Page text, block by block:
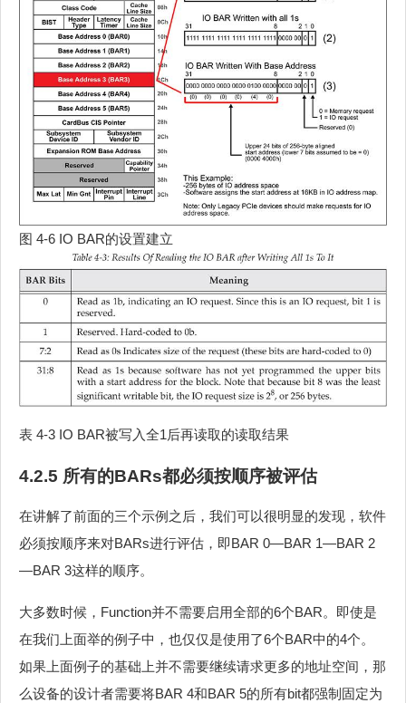
图 4‑6 IO BAR的设置建立
表 4‑3 IO BAR被写入全1后再读取的读取结果
4.2.5 所有的BARs都必须按顺序被评估
在讲解了前面的三个示例之后，我们可以很明显的发现，软件
必须按顺序来对BARs进行评估，即BAR 0—BAR 1—BAR 2
—BAR 3这样的顺序。
大多数时候，Function并不需要启用全部的6个BAR。即使是
在我们上面举的例子中，也仅仅是使用了6个BAR中的4个。
如果上面例子的基础上并不需要继续请求更多的地址空间，那
么设备的设计者需要将BAR 4和BAR 5的所有bit都强制固定为